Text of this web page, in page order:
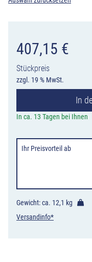
407,15 €
Stückpreis
zzgl. 19 % MwSt.
In
In ca. 13 Tagen bei Ihnen
Ihr Preisvorteil ab
Gewicht: ca. 12,1 kg
Versandinfo*